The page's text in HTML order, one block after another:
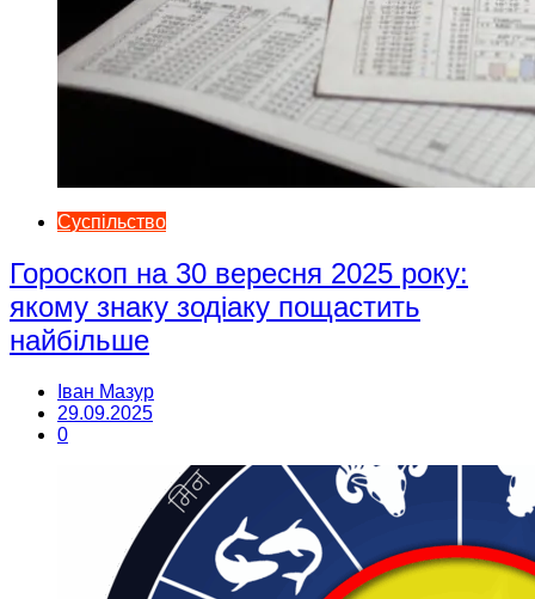
Суспільство
Гороскоп на 30 вересня 2025 року:
якому знаку зодіаку пощастить
найбільше
Іван Мазур
29.09.2025
0